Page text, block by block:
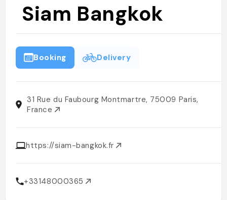
Siam Bangkok
Booking Delivery
31 Rue du Faubourg Montmartre, 75009 Paris,
France
https://siam-bangkok.fr
+33148000365